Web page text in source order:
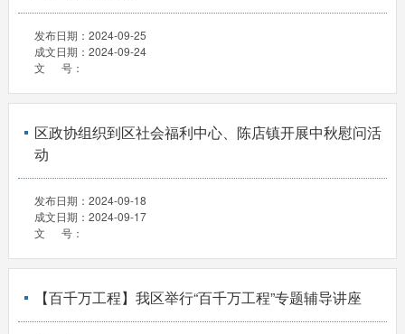
发布日期： 2024-09-25
成文日期： 2024-09-24
文 号：
区政协组织到区社会福利中心、陈店镇开展中秋慰问活
动
发布日期： 2024-09-18
成文日期： 2024-09-17
文 号：
【百千万工程】我区举行“百千万工程”专题辅导讲座